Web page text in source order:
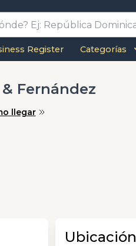
Register Categorías
Fernández
llegar
Ubicación